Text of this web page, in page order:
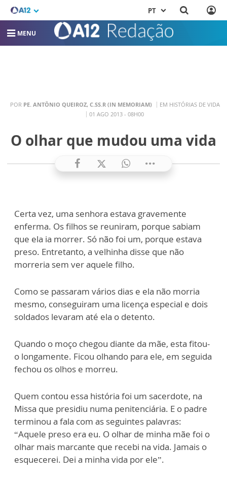
PT
MENU
POR PE. ANTÔNIO QUEIROZ, C.SS.R (IN MEMORIAM)
EM HISTÓRIAS DE VIDA
01 AGO 2013 - 08H00
O olhar que mudou uma vida
Certa vez, uma senhora estava gravemente
enferma. Os filhos se reuniram, porque sabiam
que ela ia morrer. Só não foi um, porque estava
preso. Entretanto, a velhinha disse que não
morreria sem ver aquele filho.
Como se passaram vários dias e ela não morria
mesmo, conseguiram uma licença especial e dois
soldados levaram até ela o detento.
Quando o moço chegou diante da mãe, esta fitou-
o longamente. Ficou olhando para ele, em seguida
fechou os olhos e morreu.
Quem contou essa história foi um sacerdote, na
Missa que presidiu numa penitenciária. E o padre
terminou a fala com as seguintes palavras:
“Aquele preso era eu. O olhar de minha mãe foi o
olhar mais marcante que recebi na vida. Jamais o
esquecerei. Dei a minha vida por ele”.